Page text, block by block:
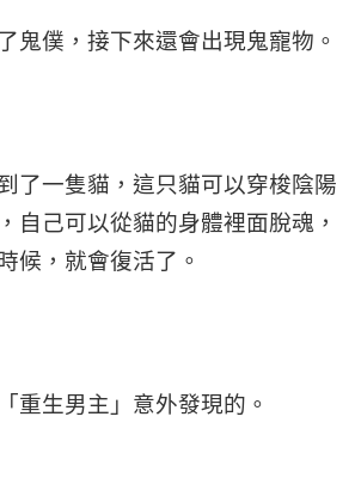
鬼僕，接下來還會出現鬼寵物。
了一隻貓，這只貓可以穿梭陰陽
自己可以從貓的身體裡面脫魂，
候，就會復活了。
重生男主」意外發現的。